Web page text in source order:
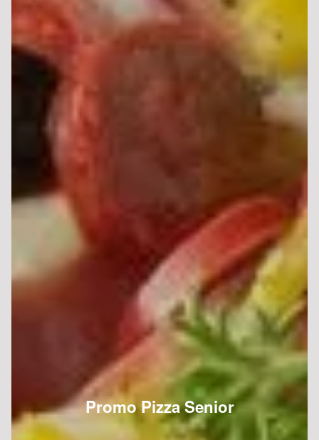
Promo Pizza Senior